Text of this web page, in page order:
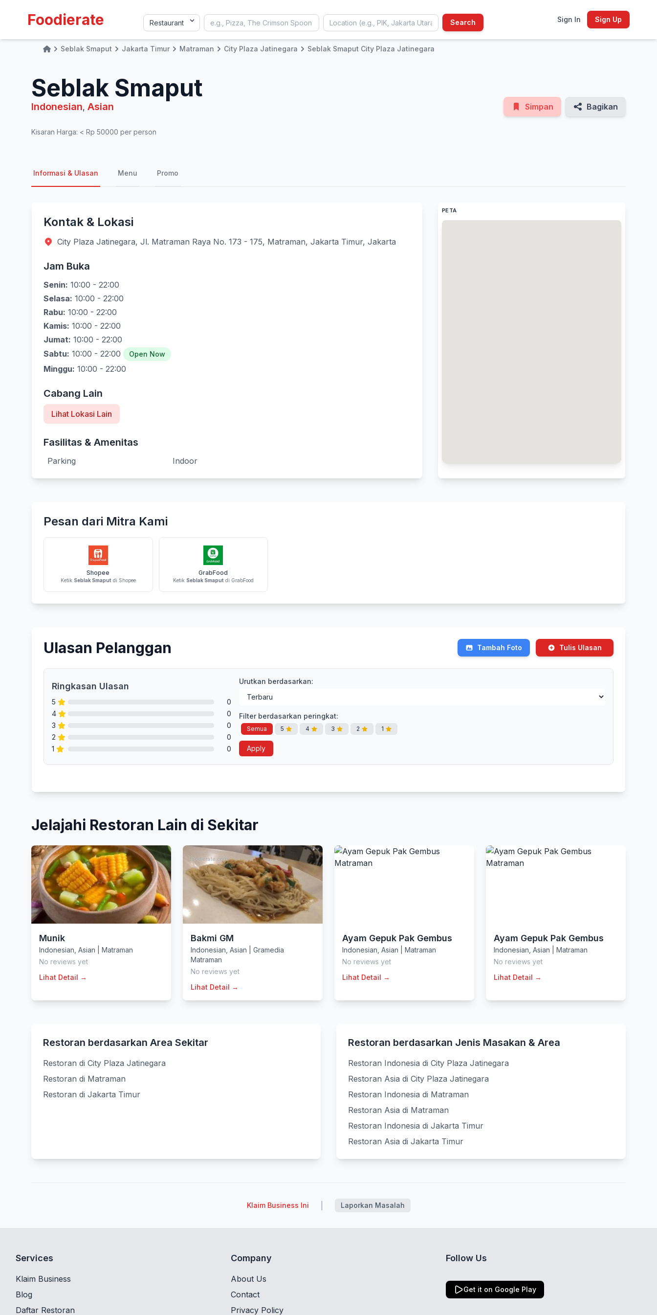
Foodierate Search Sign In Sign Up
HomeSeblak Smaput Jakarta Timur Matraman City Plaza Jatinegara Seblak Smaput City Plaza Jatinegara
Seblak Smaput
Indonesian, Asian
Kisaran Harga: < Rp 50000 per person
Simpan Bagikan
Informasi & Ulasan Menu Promo
Kontak & Lokasi
City Plaza Jatinegara, Jl. Matraman Raya No. 173 - 175, Matraman, Jakarta Timur, Jakarta
Jam Buka
Senin: 10:00 - 22:00
Selasa: 10:00 - 22:00
Rabu: 10:00 - 22:00
Kamis: 10:00 - 22:00
Jumat: 10:00 - 22:00
Sabtu: 10:00 - 22:00 Open Now
Minggu: 10:00 - 22:00
Cabang Lain
Lihat Lokasi Lain
Fasilitas & Amenitas
Parking Indoor
PETA
Pesan dari Mitra Kami
Shopee
Ketik Seblak Smaputdi Shopee
GrabFood
Ketik Seblak Smaputdi GrabFood
Ulasan Pelanggan Tambah Foto Tulis Ulasan
Ringkasan Ulasan
5
0
4
0
3
0
2
0
1
0
Urutkan berdasarkan:
Filter berdasarkan peringkat:
Semua 5 4 3 2 1
Apply
Jelajahi Restoran Lain di Sekitar
Munik
Indonesian Asian
Matraman
No reviews yet
Lihat Detail →
Bakmi GM
Indonesian Asian
Gramedia
Matraman
No reviews yet
Lihat Detail →
Ayam Gepuk Pak Gembus
Indonesian Asian
Matraman
No reviews yet
Lihat Detail →
Ayam Gepuk Pak Gembus
Indonesian Asian
Matraman
No reviews yet
Lihat Detail →
Restoran berdasarkan Area Sekitar
Restoran di City Plaza Jatinegara
Restoran di Matraman
Restoran di Jakarta Timur
Restoran berdasarkan Jenis Masakan & Area
Restoran Indonesia di City Plaza Jatinegara
Restoran Asia di City Plaza Jatinegara
Restoran Indonesia di Matraman
Restoran Asia di Matraman
Restoran Indonesia di Jakarta Timur
Restoran Asia di Jakarta Timur
Klaim Business Ini Laporkan Masalah
Services
Klaim Business
Blog
Daftar Restoran
Company
About Us
Contact
Privacy Policy
Follow Us
Get it on Google Play